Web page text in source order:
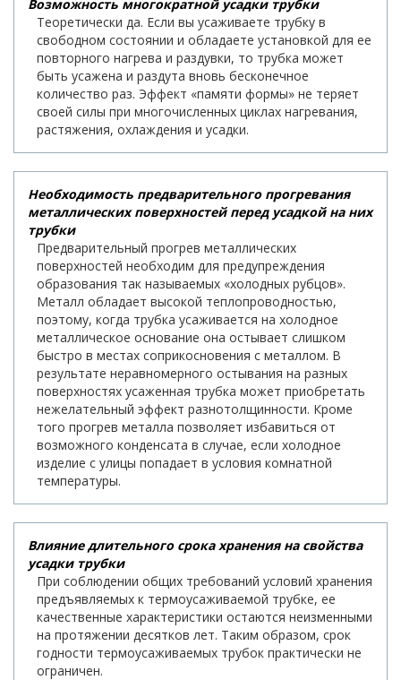
Возможность многократной усадки трубки
Теоретически да. Если вы усаживаете трубку в
свободном состоянии и обладаете установкой для ее
повторного нагрева и раздувки, то трубка может
быть усажена и раздута вновь бесконечное
количество раз. Эффект «памяти формы» не теряет
своей силы при многочисленных циклах нагревания,
растяжения, охлаждения и усадки.
Необходимость предварительного прогревания
металлических поверхностей перед усадкой на них
трубки
Предварительный прогрев металлических
поверхностей необходим для предупреждения
образования так называемых «холодных рубцов».
Металл обладает высокой теплопроводностью,
поэтому, когда трубка усаживается на холодное
металлическое основание она остывает слишком
быстро в местах соприкосновения с металлом. В
результате неравномерного остывания на разных
поверхностях усаженная трубка может приобретать
нежелательный эффект разнотолщинности. Кроме
того прогрев металла позволяет избавиться от
возможного конденсата в случае, если холодное
изделие с улицы попадает в условия комнатной
температуры.
Влияние длительного срока хранения на свойства
усадки трубки
При соблюдении общих требований условий хранения
предъявляемых к термоусаживаемой трубке, ее
качественные характеристики остаются неизменными
на протяжении десятков лет. Таким образом, срок
годности термоусаживаемых трубок практически не
ограничен.